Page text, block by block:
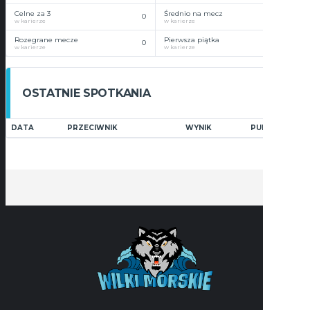
Celne za 3
w karierze 0 Średnio na mecz
w karierze
Rozegrane mecze
w karierze 0 Pierwsza piątka
w karierze
OSTATNIE SPOTKANIA
DATA PRZECIWNIK WYNIK PUNKTY